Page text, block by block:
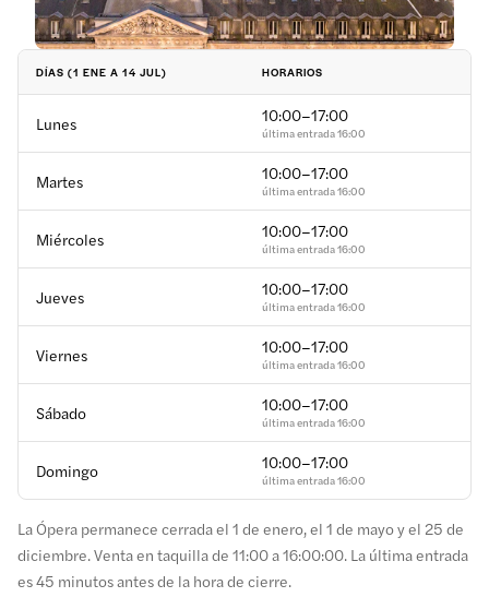
DÍAS (1 ENE A 14 JUL) HORARIOS
Lunes 10:00–17:00
última entrada16:00
Martes 10:00–17:00
última entrada16:00
Miércoles 10:00–17:00
última entrada16:00
Jueves 10:00–17:00
última entrada16:00
Viernes 10:00–17:00
última entrada16:00
Sábado 10:00–17:00
última entrada16:00
Domingo 10:00–17:00
última entrada16:00
La Ópera permanece cerrada el 1 de enero, el 1 de mayo y el 25 de
diciembre. Venta en taquilla de 11:00 a 16:00:00. La última entrada
es 45 minutos antes de la hora de cierre.